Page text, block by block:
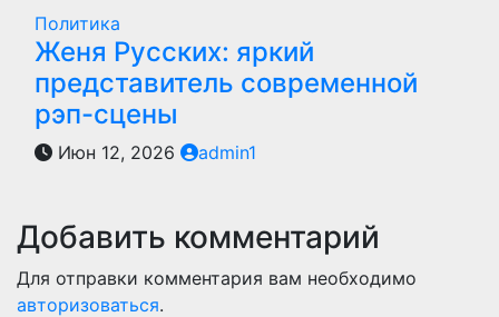
Политика
Женя Русских: яркий
представитель современной
рэп-сцены
Июн 12, 2026 admin1
Добавить комментарий
Для отправки комментария вам необходимо
авторизоваться.